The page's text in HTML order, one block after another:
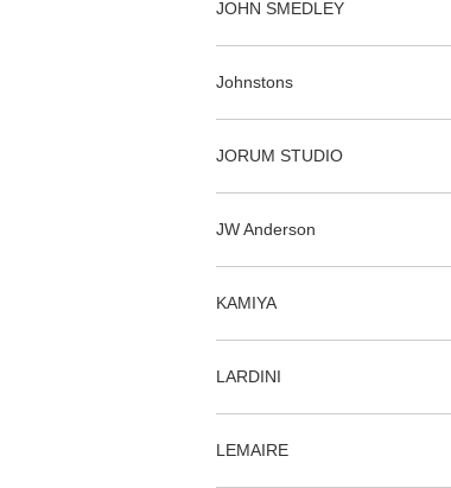
JOHN SMEDLEY
Johnstons
JORUM STUDIO
JW Anderson
KAMIYA
LARDINI
LEMAIRE